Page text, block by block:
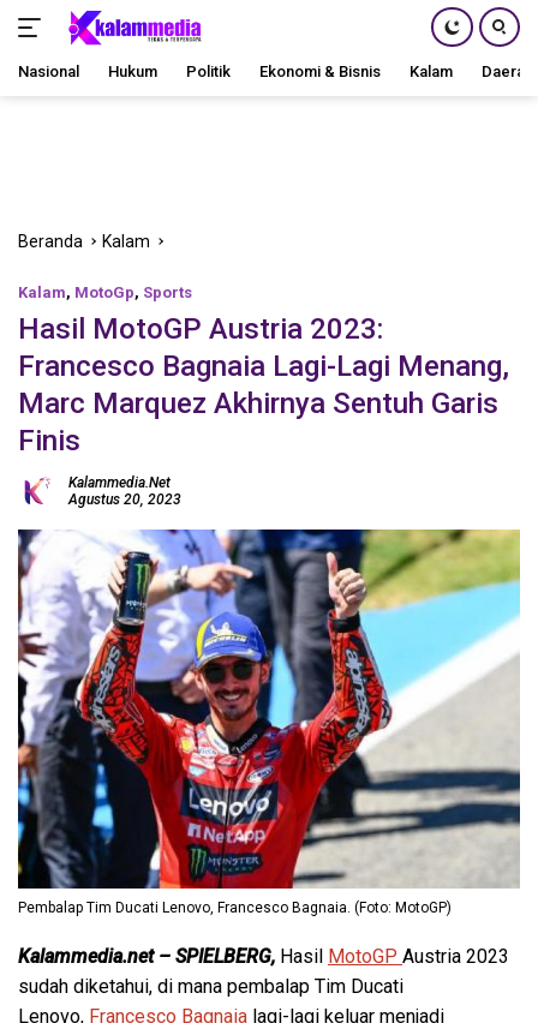
Nasional Hukum Politik Ekonomi & Bisnis Kalam Daerah
Beranda Kalam
Kalam, MotoGp, Sports
Hasil MotoGP Austria 2023:
Francesco Bagnaia Lagi-Lagi Menang,
Marc Marquez Akhirnya Sentuh Garis
Finis
Kalammedia.net
Agustus 20, 2023
Pembalap Tim Ducati Lenovo, Francesco Bagnaia. (Foto: MotoGP)
Kalammedia.net – SPIELBERG, Hasil MotoGP Austria 2023
sudah diketahui, di mana pembalap Tim Ducati
Lenovo, Francesco Bagnaia lagi-lagi keluar menjadi